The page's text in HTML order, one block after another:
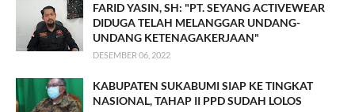
FARID YASIN, SH: "PT. SEYANG ACTIVEWEAR
DIDUGA TELAH MELANGGAR UNDANG-
UNDANG KETENAGAKERJAAN"
DESEMBER 06, 2022
KABUPATEN SUKABUMI SIAP KE TINGKAT
NASIONAL, TAHAP II PPD SUDAH LOLOS